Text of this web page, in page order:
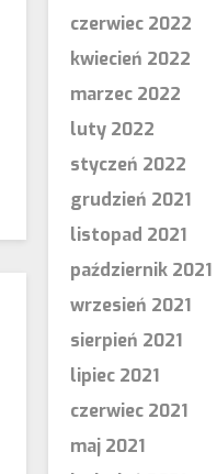
czerwiec 2022
kwiecień 2022
marzec 2022
luty 2022
styczeń 2022
grudzień 2021
listopad 2021
październik 2021
wrzesień 2021
sierpień 2021
lipiec 2021
czerwiec 2021
maj 2021